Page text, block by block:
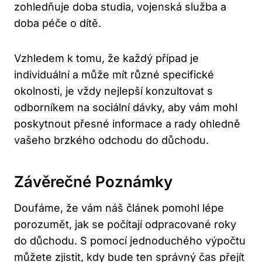
zohledňuje doba studia, vojenská služba a
doba péče o dítě.
Vzhledem k tomu, že každý případ je
individuální a může mít různé specifické
okolnosti, je vždy nejlepší konzultovat s
odborníkem na sociální dávky, aby vám mohl
poskytnout přesné informace a rady ohledně
vašeho brzkého odchodu do důchodu.
Závěrečné Poznámky
Doufáme, že vám náš článek pomohl lépe
porozumět, jak se počítají odpracované roky
do důchodu. S pomocí jednoduchého výpočtu
můžete zjistit, kdy bude ten správný čas přejít